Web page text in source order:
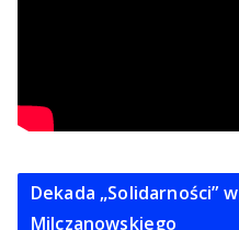
Dekada „Solidarności”
Milczanowskiego